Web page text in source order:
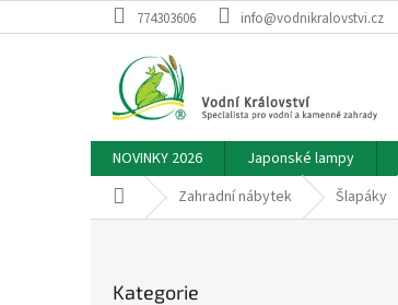
na
774303606 info@vodnikralovstvi.cz
NOVINKY 2026 Japonské lampy
Domů Zahradní nábytek Šlapáky
kategorie
Kategorie